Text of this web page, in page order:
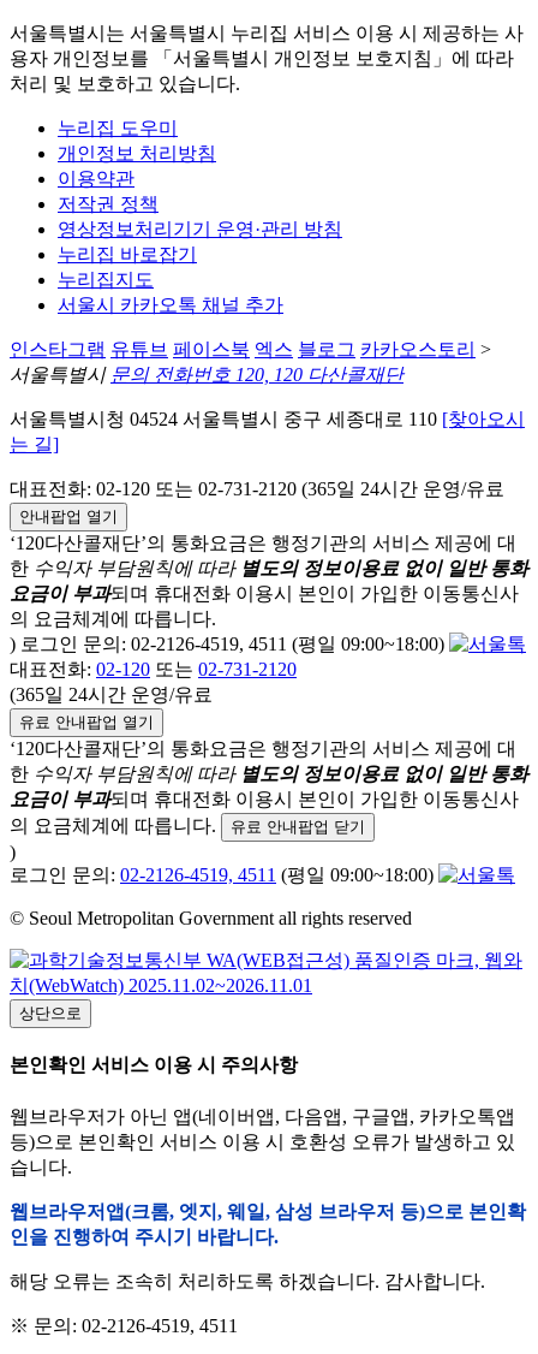
서울특별시는 서울특별시 누리집 서비스 이용 시 제공하는 사
용자 개인정보를 「서울특별시 개인정보 보호지침」에 따라
처리 및 보호하고 있습니다.
누리집 도우미
개인정보 처리방침
이용약관
저작권 정책
영상정보처리기기 운영·관리 방침
누리집 바로잡기
누리집지도
서울시 카카오톡 채널 추가
인스타그램 유튜브 페이스북 엑스 블로그 카카오스토리 >
서울특별시 문의 전화번호 120, 120 다산콜재단
서울특별시청 04524 서울특별시 중구 세종대로 110 [찾아오시
는 길]
대표전화: 02-120 또는 02-731-2120 (365일 24시간 운영/유료
안내팝업 열기
‘120다산콜재단’의 통화요금은 행정기관의 서비스 제공에 대
한 수익자 부담원칙에 따라 별도의 정보이용료 없이 일반 통화
요금이 부과되며 휴대전화 이용시 본인이 가입한 이동통신사
의 요금체계에 따릅니다.
) 로그인 문의: 02-2126-4519, 4511 (평일 09:00~18:00)
대표전화: 02-120 또는 02-731-2120
(365일 24시간 운영/유료
유료 안내팝업 열기
‘120다산콜재단’의 통화요금은 행정기관의 서비스 제공에 대
한 수익자 부담원칙에 따라 별도의 정보이용료 없이 일반 통화
요금이 부과되며 휴대전화 이용시 본인이 가입한 이동통신사
의 요금체계에 따릅니다.
유료 안내팝업 닫기
)
로그인 문의: 02-2126-4519, 4511 (평일 09:00~18:00)
© Seoul Metropolitan Government all rights reserved
상단으로
본인확인 서비스 이용 시 주의사항
웹브라우저가 아닌 앱(네이버앱, 다음앱, 구글앱, 카카오톡앱
등)으로 본인확인 서비스 이용 시 호환성 오류가 발생하고 있
습니다.
웹브라우저앱(크롬, 엣지, 웨일, 삼성 브라우저 등)으로 본인확
인을 진행하여 주시기 바랍니다.
해당 오류는 조속히 처리하도록 하겠습니다. 감사합니다.
※ 문의: 02-2126-4519, 4511